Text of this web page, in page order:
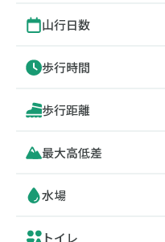
山行日数
歩行時間
歩行距離
最大高低差
水場
トイレ